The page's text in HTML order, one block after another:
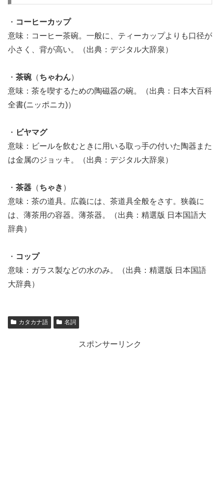
・ コーヒーカップ
意味：コーヒー茶碗。一般に、ティーカップよりも口径が
小さく、背が高い。（出典：デジタル大辞泉）
・ 茶碗（ちゃわん）
意味：茶を喫するための陶磁器の碗。（出典：日本大百科
全書(ニッポニカ)）
・ ビヤマグ
意味：ビールを飲むときに用いる取っ手の付いた陶器また
は金属のジョッキ。（出典：デジタル大辞泉）
・ 茶器 （ちゃき ）
意味：茶の道具。広義には、茶道具全般をさす。狭義に
は、薄茶用の容器。薄茶器。（出典：精選版 日本国語大
辞典）
・ コップ
意味：ガラス製などの水のみ。（出典：精選版 日本国語
大辞典）
カタカナ語 名詞
スポンサーリンク